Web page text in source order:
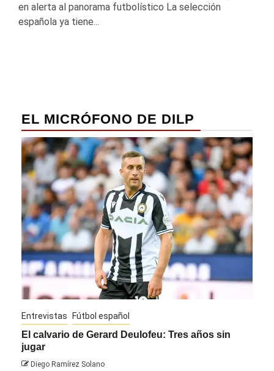
en alerta al panorama futbolístico La selección
española ya tiene...
EL MICRÓFONO DE DILP
Entrevistas Fútbol español
El calvario de Gerard Deulofeu: Tres años sin
jugar
Diego Ramírez Solano